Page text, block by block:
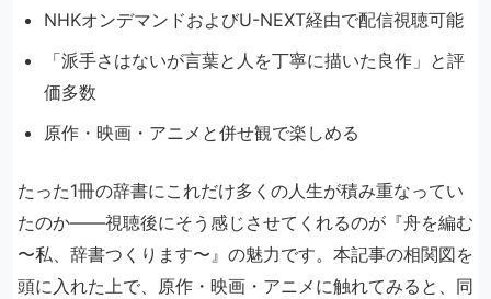
NHKオンデマンドおよびU-NEXT経由で配信視聴可能
「派手さはないが言葉と人を丁寧に描いた良作」と評
価多数
原作・映画・アニメと併せ観で楽しめる
たった1冊の辞書にこれだけ多くの人生が積み重なってい
たのか――視聴後にそう感じさせてくれるのが『舟を編む
〜私、辞書つくります〜』の魅力です。本記事の相関図を
頭に入れた上で、原作・映画・アニメに触れてみると、同